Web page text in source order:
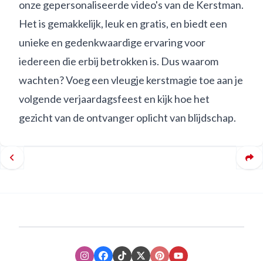
onze gepersonaliseerde video's van de Kerstman.
Het is gemakkelijk, leuk en gratis, en biedt een
unieke en gedenkwaardige ervaring voor
iedereen die erbij betrokken is. Dus waarom
wachten? Voeg een vleugje kerstmagie toe aan je
volgende verjaardagsfeest en kijk hoe het
gezicht van de ontvanger oplicht van blijdschap.